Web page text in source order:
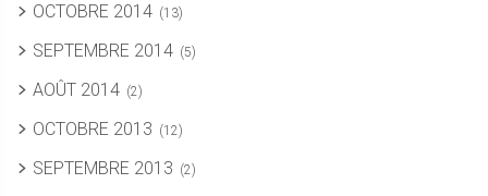
OCTOBRE 2014 (13)
SEPTEMBRE 2014 (5)
AOÛT 2014 (2)
OCTOBRE 2013 (12)
SEPTEMBRE 2013 (2)